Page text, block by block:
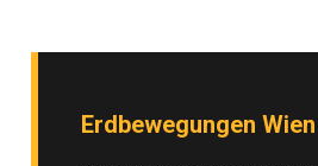
Erdbewegungen Wien